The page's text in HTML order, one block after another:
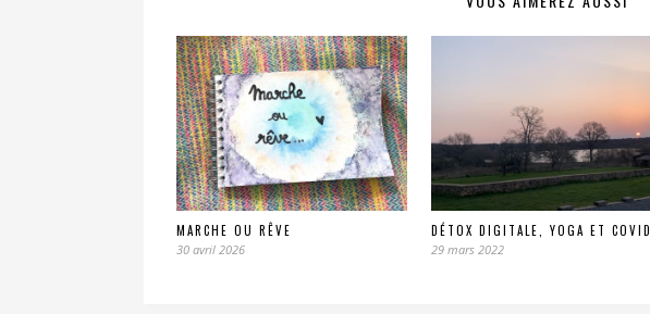
MARCHE OU RÊVE
30 avril 2026
DÉTOX DIGITALE, YOGA ET COVID
29 mars 2022